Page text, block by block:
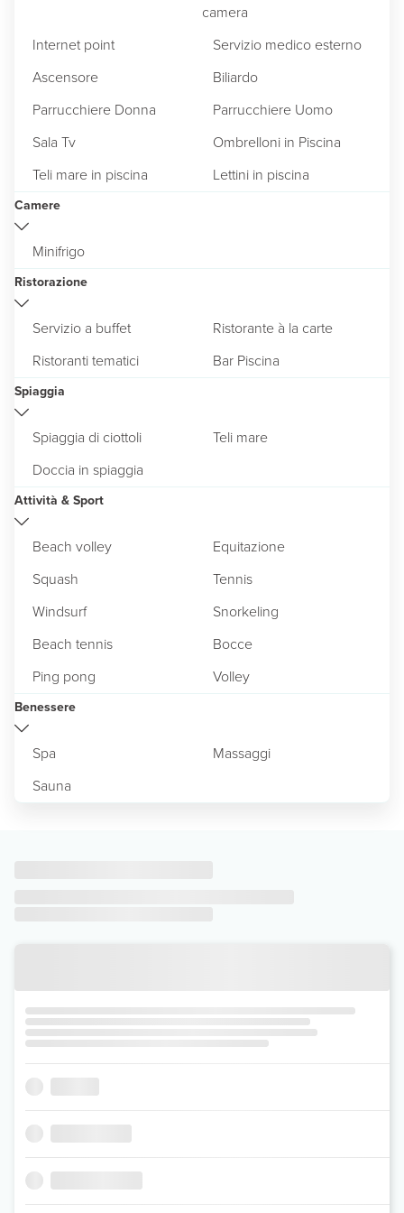
camera
Internet point
Servizio medico esterno
Ascensore
Biliardo
Parrucchiere Donna
Parrucchiere Uomo
Sala Tv
Ombrelloni in Piscina
Teli mare in piscina
Lettini in piscina
Camere
Minifrigo
Ristorazione
Servizio a buffet
Ristorante à la carte
Ristoranti tematici
Bar Piscina
Spiaggia
Spiaggia di ciottoli
Teli mare
Doccia in spiaggia
Attività & Sport
Beach volley
Equitazione
Squash
Tennis
Windsurf
Snorkeling
Beach tennis
Bocce
Ping pong
Volley
Benessere
Spa
Massaggi
Sauna